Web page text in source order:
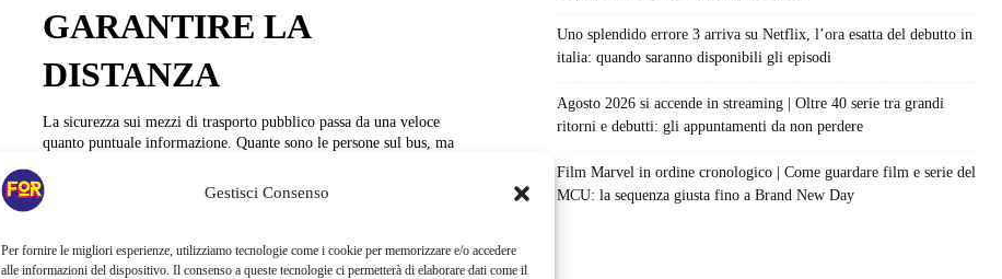
Gestisci Consenso
Per fornire le migliori esperienze, utilizziamo tecnologie come i cookie per memorizzare e/o accedere
alle informazioni del dispositivo. Il consenso a queste tecnologie ci permetterà di elaborare dati come il
GARANTIRE LA
DISTANZA
La sicurezza sui mezzi di trasporto pubblico passa da una veloce
quanto puntuale informazione. Quante sono le persone sul bus, ma
Ermetris, azienda di Gorizia specializzata nel settore del passenger
information system, ha sviluppato un nuovo sistema per garantire il
Alessandra Chiaradia
Uno splendido errore 3 arriva su Netflix, l’ora esatta del debutto in
italia: quando saranno disponibili gli episodi
Agosto 2026 si accende in streaming | Oltre 40 serie tra grandi
ritorni e debutti: gli appuntamenti da non perdere
Film Marvel in ordine cronologico | Come guardare film e serie del
MCU: la sequenza giusta fino a Brand New Day